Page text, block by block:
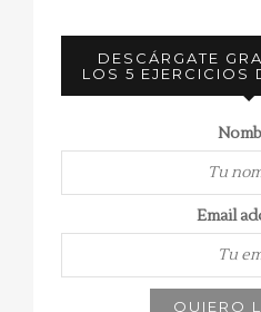
DESCÁRGATE
LOS 5 EJERCICIOS
Email